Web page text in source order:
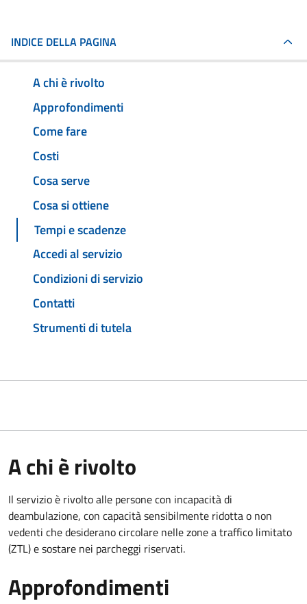
INDICE DELLA PAGINA
A chi è rivolto
Approfondimenti
Come fare
Costi
Cosa serve
Cosa si ottiene
Tempi e scadenze
Accedi al servizio
Condizioni di servizio
Contatti
Strumenti di tutela
A chi è rivolto
Il servizio è rivolto alle persone con incapacità di
deambulazione, con capacità sensibilmente ridotta o non
vedenti che desiderano circolare nelle zone a traffico limitato
(ZTL) e sostare nei parcheggi riservati.
Approfondimenti